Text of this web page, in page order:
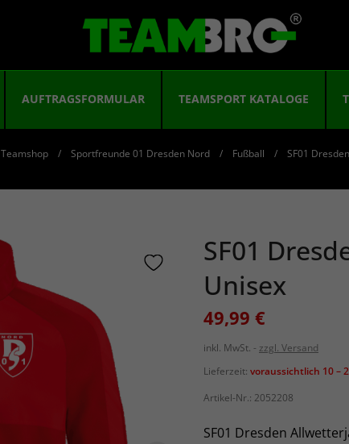
AUFTRAGSFORMULAR TEAMSPORT KATALOGE
Teamshop Sportfreunde 01 Dresden Nord Fußball SF01
SF01
Unisex
49,99 €
inkl. MwSt.
zzgl. Versand
Lieferzeit: voraussichtlich 10 –
Artikel-Nr.: 2052208
SF01 Dresden